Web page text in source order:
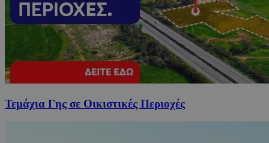
Τεμάχια Γης σε Οικιστικές Περιοχές